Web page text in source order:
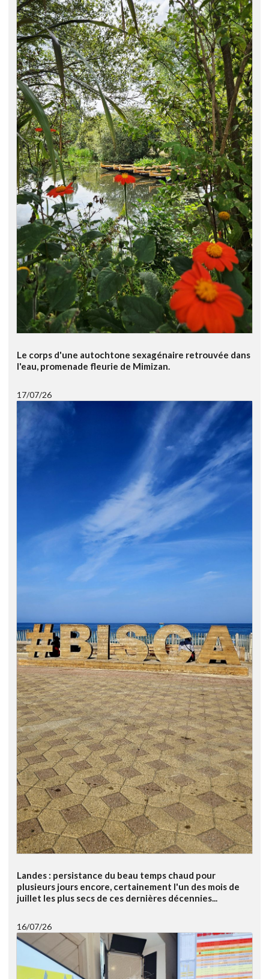
Le corps d'une autochtone sexagénaire retrouvée dans
l'eau, promenade fleurie de Mimizan.
17/07/26
Landes : persistance du beau temps chaud pour
plusieurs jours encore, certainement l'un des mois de
juillet les plus secs de ces dernières décennies...
16/07/26